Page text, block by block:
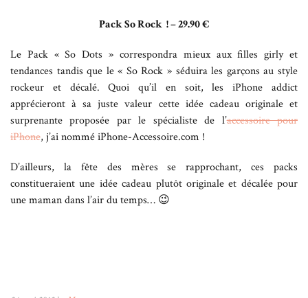
Pack So Rock ! – 29.90 €
Le Pack « So Dots » correspondra mieux aux filles girly et
tendances tandis que le « So Rock » séduira les garçons au style
rockeur et décalé. Quoi qu’il en soit, les iPhone addict
apprécieront à sa juste valeur cette idée cadeau originale et
surprenante proposée par le spécialiste de l’accessoire pour
iPhone, j’ai nommé iPhone-Accessoire.com !
D’ailleurs, la fête des mères se rapprochant, ces packs
constitueraient une idée cadeau plutôt originale et décalée pour
une maman dans l’air du temps… 😉